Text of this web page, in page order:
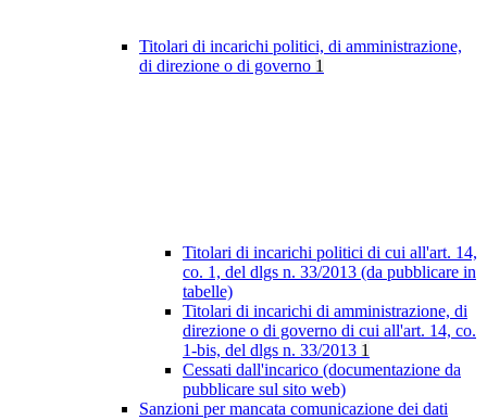
Titolari di incarichi politici, di amministrazione,
di direzione o di governo 1
Titolari di incarichi politici di cui all'art. 14,
co. 1, del dlgs n. 33/2013 (da pubblicare in
tabelle)
Titolari di incarichi di amministrazione, di
direzione o di governo di cui all'art. 14, co.
1-bis, del dlgs n. 33/2013 1
Cessati dall'incarico (documentazione da
pubblicare sul sito web)
Sanzioni per mancata comunicazione dei dati